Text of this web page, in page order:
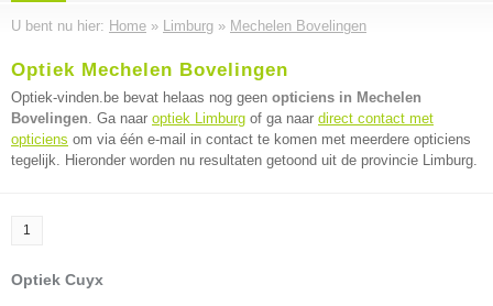
U bent nu hier: Home » Limburg » Mechelen Bovelingen
Optiek Mechelen Bovelingen
Optiek-vinden.be bevat helaas nog geen opticiens in Mechelen
Bovelingen. Ga naar optiek Limburg of ga naar direct contact met
opticiens om via één e-mail in contact te komen met meerdere opticiens
tegelijk. Hieronder worden nu resultaten getoond uit de provincie Limburg.
1
Optiek Cuyx